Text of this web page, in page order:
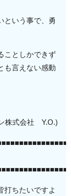
という事で、勇
ことしかできず
も言えない感動
株式会社 Y.O.)
打ちたいですよ